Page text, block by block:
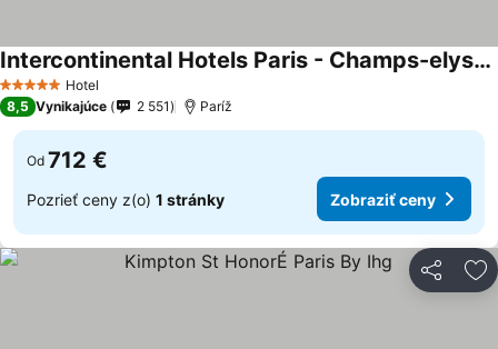
5 Počet hviezdičiek
Hotel
Intercontinental Hotels Paris - Champs-elysÉes Etoile By Ihg
8,5 Vynikajúce 2 551 Paríž
Od 712 €
Pozrieť ceny z(o) 1 stránky Zobraziť ceny
Zdieľať